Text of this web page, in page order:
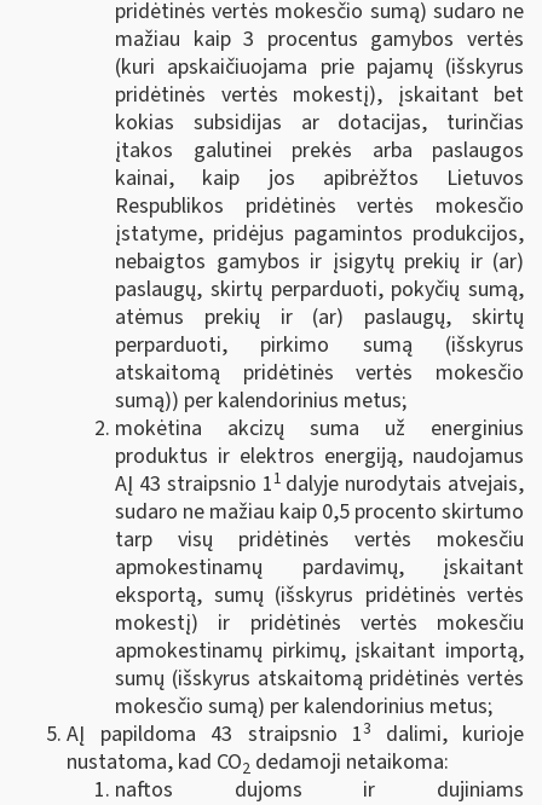
pridėtinės vertės mokesčio sumą) sudaro ne
mažiau kaip 3 procentus gamybos vertės
(kuri apskaičiuojama prie pajamų (išskyrus
pridėtinės vertės mokestį), įskaitant bet
kokias subsidijas ar dotacijas, turinčias
įtakos galutinei prekės arba paslaugos
kainai, kaip jos apibrėžtos Lietuvos
Respublikos pridėtinės vertės mokesčio
įstatyme, pridėjus pagamintos produkcijos,
nebaigtos gamybos ir įsigytų prekių ir (ar)
paslaugų, skirtų perparduoti, pokyčių sumą,
atėmus prekių ir (ar) paslaugų, skirtų
perparduoti, pirkimo sumą (išskyrus
atskaitomą pridėtinės vertės mokesčio
sumą)) per kalendorinius metus;
mokėtina akcizų suma už energinius
produktus ir elektros energiją, naudojamus
AĮ 43 straipsnio 11 dalyje nurodytais atvejais,
sudaro ne mažiau kaip 0,5 procento skirtumo
tarp visų pridėtinės vertės mokesčiu
apmokestinamų pardavimų, įskaitant
eksportą, sumų (išskyrus pridėtinės vertės
mokestį) ir pridėtinės vertės mokesčiu
apmokestinamų pirkimų, įskaitant importą,
sumų (išskyrus atskaitomą pridėtinės vertės
mokesčio sumą) per kalendorinius metus;
AĮ papildoma 43 straipsnio 13 dalimi, kurioje
nustatoma, kad CO2 dedamoji netaikoma:
naftos dujoms ir dujiniams